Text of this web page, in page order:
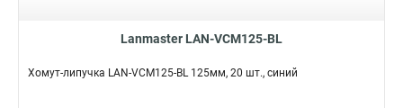
Lanmaster LAN-VCM125-BL
Хомут-липучка LAN-VCM125-BL 125мм, 20 шт., синий